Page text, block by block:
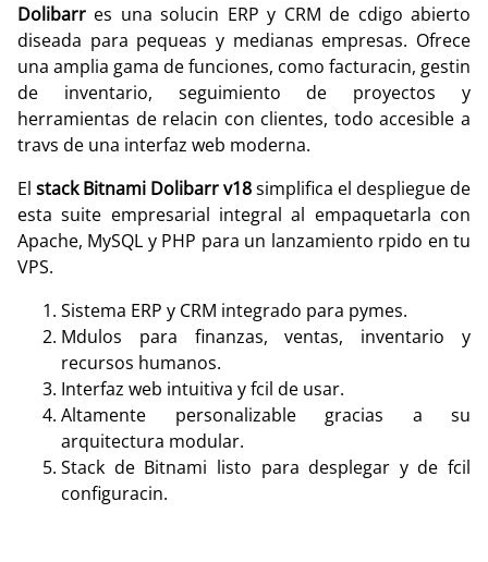
Dolibarr es una solucin ERP y CRM de cdigo abierto
diseada para pequeas y medianas empresas. Ofrece
una amplia gama de funciones, como facturacin, gestin
de inventario, seguimiento de proyectos y
herramientas de relacin con clientes, todo accesible a
travs de una interfaz web moderna.
El stack Bitnami Dolibarr v18simplifica el despliegue de
esta suite empresarial integral al empaquetarla con
Apache, MySQL y PHP para un lanzamiento rpido en tu
VPS.
Sistema ERP y CRM integrado para pymes.
Mdulos para finanzas, ventas, inventario y
recursos humanos.
Interfaz web intuitiva y fcil de usar.
Altamente personalizable gracias a su
arquitectura modular.
Stack de Bitnami listo para desplegar y de fcil
configuracin.